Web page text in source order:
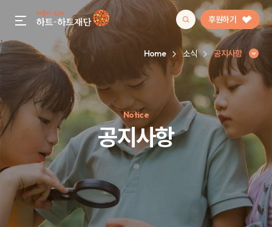
gnb menu open 후원하기
인기 키워드
#정기후원#하트플레이스#캠페인#팬덤후원
Home 소식 공지사항
Notice
공지사항